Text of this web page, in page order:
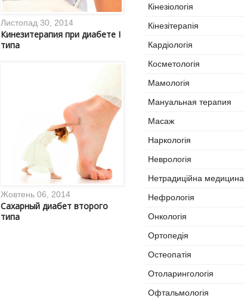
Листопад 30, 2014
Кинезитерапия при диабете I
типа
Жовтень 06, 2014
Сахарный диабет второго
типа
Кінезіологія
Кінезітерапія
Кардіологія
Косметологія
Мамологія
Мануальная терапия
Масаж
Наркологія
Неврологія
Нетрадиційна медицина
Нефрологія
Онкологія
Ортопедія
Остеопатія
Отоларингологія
Офтальмологія